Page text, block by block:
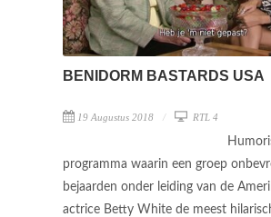
BENIDORM BASTARDS USA
19 Augustus 2018 RTL 4
programma waarin een groep
bejaarden onder leiding van de
actrice Betty White de meest